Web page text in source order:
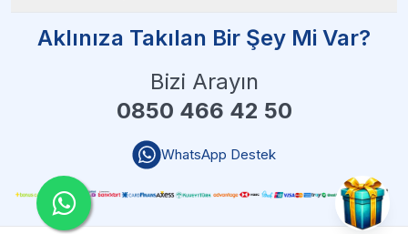
Aklınıza Takılan Bir Şey Mi Var?
Bizi Arayın
0850 466 42 50
WhatsApp Destek